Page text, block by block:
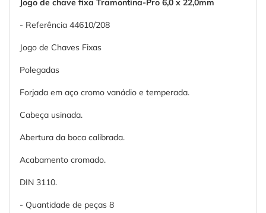
Jogo de chave fixa Tramontina-Pro 6,0 x 22,0mm
- Referência 44610/208
Jogo de Chaves Fixas
Polegadas
Forjada em aço cromo vanádio e temperada.
Cabeça usinada.
Abertura da boca calibrada.
Acabamento cromado.
DIN 3110.
- Quantidade de peças 8